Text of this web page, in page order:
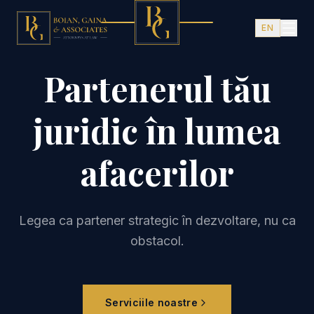
Sari la conținutul principal
EN
Partenerul tău
juridic în lumea
afacerilor
Legea ca partener strategic în dezvoltare, nu ca
obstacol.
Serviciile noastre
Farma
Bancar
Auto
Petrol & Gaze
Fuziuni & Achiziții
Agro-business